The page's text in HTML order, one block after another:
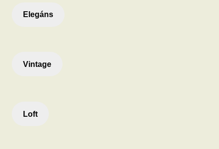
Elegáns
Vintage
Loft